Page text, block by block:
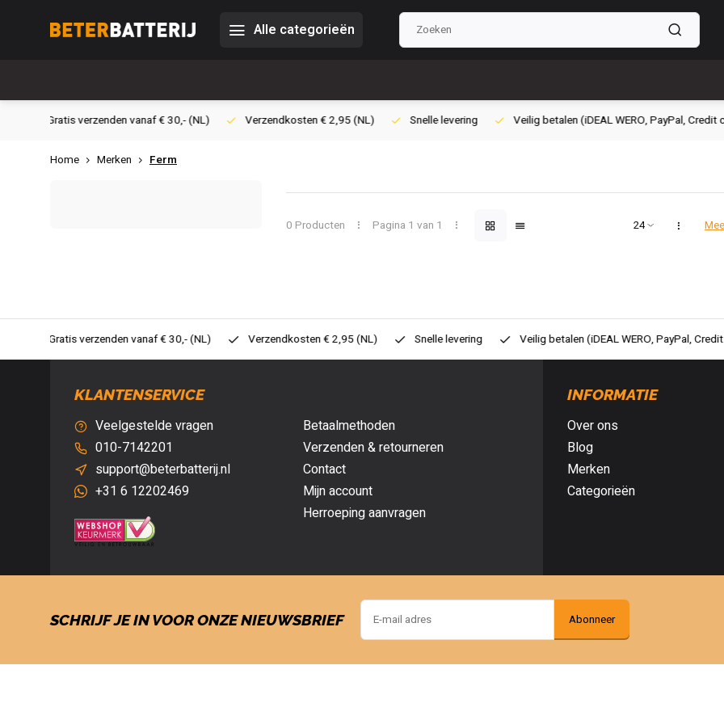
Alle categorieën
Verzendkosten € 2,95 (NL) Snelle levering Veilig betalen (iDEAL WERO, PayPal, Credit card of Achteraf betalen)
Home Merken Ferm
0 Producten Pagina 1 van 1
Verzendkosten € 2,95 (NL) Snelle levering Veilig betalen (iDEAL WERO, PayPal, Credit card of Achteraf betalen)
KLANTENSERVICE
Veelgestelde vragen
010-7142201
support@beterbatterij.nl
+31 6 12202469
Betaalmethoden
Verzenden & retourneren
Contact
Mijn account
Herroeping aanvragen
INFORMATIE
Over ons
Blog
Merken
Categorieën
SCHRIJF JE IN VOOR ONZE NIEUWSBRIEF Abonneer